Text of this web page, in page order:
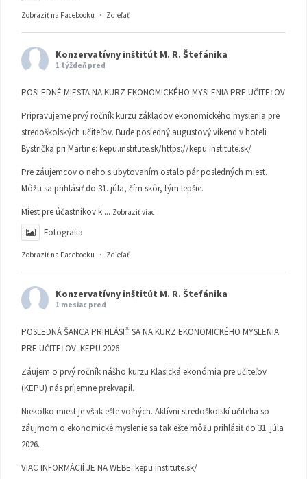
Zobraziť na Facebooku · Zdieľať
Konzervatívny inštitút M. R. Štefánika
1 týždeň pred
POSLEDNÉ MIESTA NA KURZ EKONOMICKÉHO MYSLENIA PRE UČITEĽOV
Pripravujeme prvý ročník kurzu základov ekonomického myslenia pre
stredoškolských učiteľov. Bude posledný augustový víkend v hoteli
Bystrička pri Martine: kepu.institute.sk/https://kepu.institute.sk/
Pre záujemcov o neho s ubytovaním ostalo pár posledných miest.
Môžu sa prihlásiť do 31. júla, čím skôr, tým lepšie.
Miest pre účastníkov k ... Zobraziť viac
Fotografia
Zobraziť na Facebooku · Zdieľať
Konzervatívny inštitút M. R. Štefánika
1 mesiac pred
POSLEDNÁ ŠANCA PRIHLÁSIŤ SA NA KURZ EKONOMICKÉHO MYSLENIA
PRE UČITEĽOV: KEPU 2026
Záujem o prvý ročník nášho kurzu Klasická ekonómia pre učiteľov
(KEPU) nás príjemne prekvapil.
Niekoľko miest je však ešte voľných. Aktívni stredoškolskí učitelia so
záujmom o ekonomické myslenie sa tak ešte môžu prihlásiť do 31. júla
2026.
VIAC INFORMÁCIÍ JE NA WEBE: kepu.institute.sk/